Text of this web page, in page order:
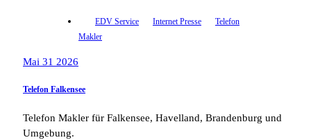
EDV Service Internet Presse
Telefon
Makler
Mai 31 2026
Telefon Falkensee
Telefon Makler für Falkensee, Havelland, Brandenburg und
Umgebung.